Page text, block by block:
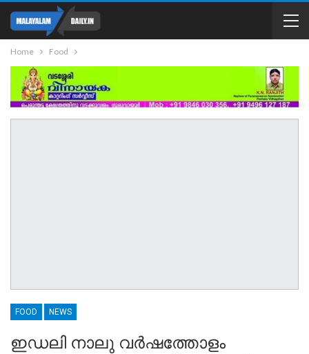
Home Food
FOOD NEWS
ഇഡലി നാലു വർഷത്തോളം